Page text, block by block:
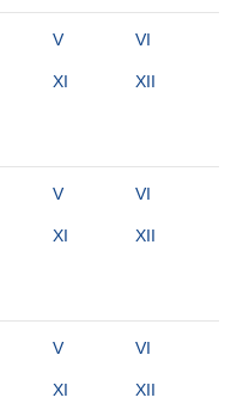
V VI
XI XII
V VI
XI XII
V VI
XI XII